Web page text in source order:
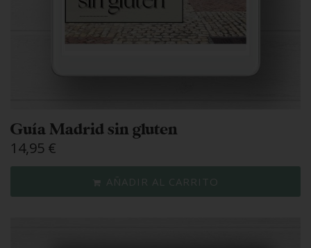
Guía Madrid sin gluten
14,95 €
AÑADIR AL CARRITO